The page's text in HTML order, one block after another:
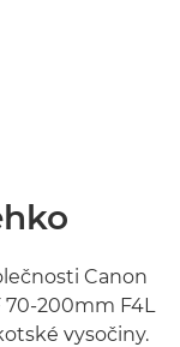
Canon
70-200mm F4L
vysočiny.